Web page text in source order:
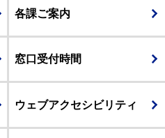
各課ご案内
窓口受付時間
ウェブアクセシビリティ